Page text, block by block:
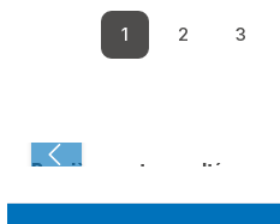
Page
1
Page
2
Page
3
Dernièrement consulté :